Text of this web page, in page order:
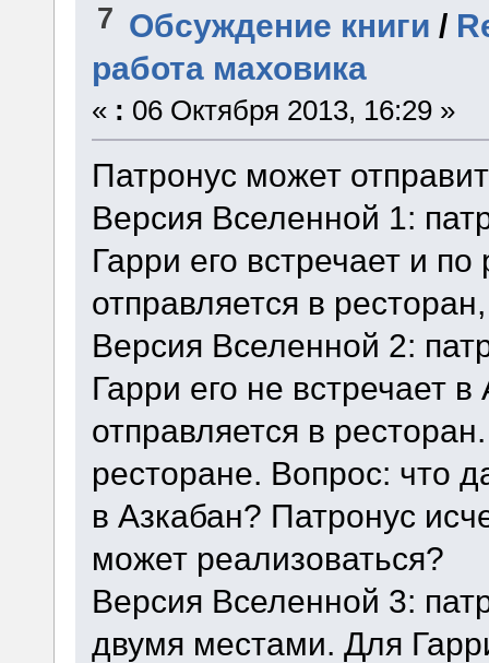
7 Обсуждение книги /
работа маховика
« : 06 Октября 2013, 16:29 »
Патронус может
Версия Вселенной 1:
Гарри его встречает и
отправляется в
Версия Вселенной 2:
Гарри его не встречает
отправляется в
ресторане. Вопрос: что
в Азкабан? Патронус
может реализоваться?
Версия Вселенной 3:
двумя местами. Для